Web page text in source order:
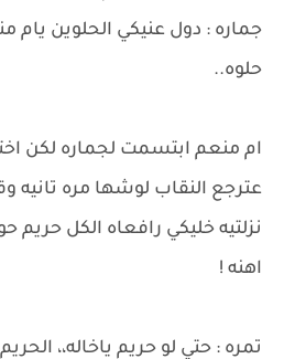
جماره : دول عنيكي الحلوين يام
حلوه..
ام منعم ابتسمت لجماره لكن
عترجع النقاب لوشها مره تانيه
نزلتيه خليكي رافعاه الكل حريم
اهنه !
تمره : حتي لو حريم ياخاله،،